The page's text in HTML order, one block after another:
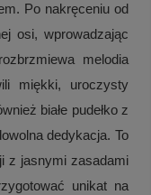
Po nakręceniu od
osi, wprowadzając
melodia
miękki, uroczysty
białe pudełko z
dedykacja. To
z jasnymi zasadami
unikat na